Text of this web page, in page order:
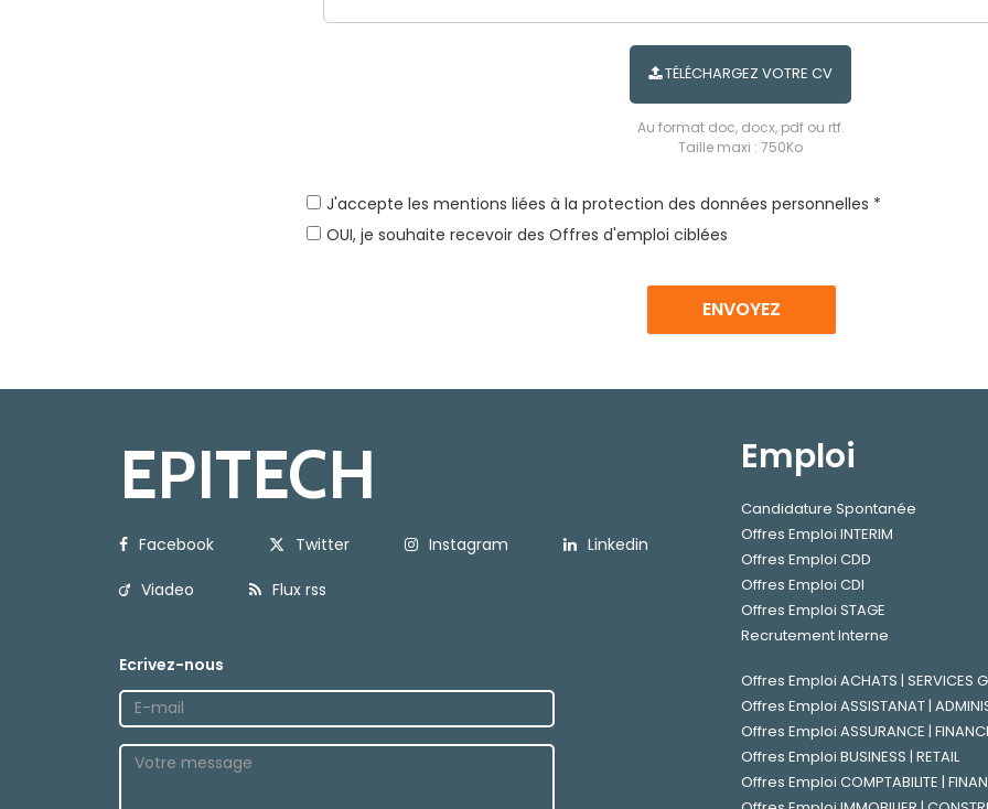
TÉLÉCHARGEZ VOTRE CV
Au format doc, docx, pdf ou rtf.
Taille maxi : 750Ko
J'accepte les mentions liées à la protection des données personnelles *
OUI, je souhaite recevoir des Offres d'emploi ciblées
ENVOYEZ
EPITECH
Facebook Twitter Instagram Linkedin
Viadeo Flux rss
Ecrivez-nous
Emploi
Candidature Spontanée
Offres Emploi INTERIM
Offres Emploi CDD
Offres Emploi CDI
Offres Emploi STAGE
Recrutement Interne
Offres Emploi ACHATS | SERVICES
Offres Emploi ASSISTANAT |
Offres Emploi ASSURANCE |
Offres Emploi BUSINESS | RETAIL
Offres Emploi COMPTABILITE |